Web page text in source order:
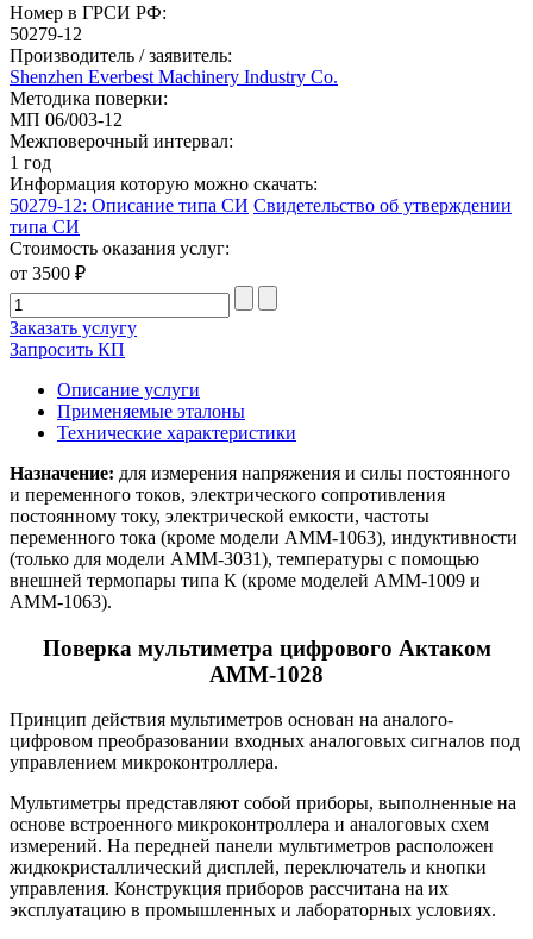
Номер в ГРСИ РФ:
50279-12
Производитель / заявитель:
Shenzhen Everbest Machinery Industry Co.
Методика поверки:
МП 06/003-12
Межповерочный интервал:
1 год
Информация которую можно скачать:
50279-12: Описание типа СИ Свидетельство об утверждении
типа СИ
Стоимость оказания услуг:
от 3500 ₽
Заказать услугу
Запросить КП
Описание услуги
Применяемые эталоны
Технические характеристики
Назначение: для измерения напряжения и силы постоянного
и переменного токов, электрического сопротивления
постоянному току, электрической емкости, частоты
переменного тока (кроме модели АММ-1063), индуктивности
(только для модели АММ-3031), температуры с помощью
внешней термопары типа К (кроме моделей АММ-1009 и
АММ-1063).
Поверка мультиметра цифрового Актаком
АММ-1028
Принцип действия мультиметров основан на аналого-
цифровом преобразовании входных аналоговых сигналов под
управлением микроконтроллера.
Мультиметры представляют собой приборы, выполненные на
основе встроенного микроконтроллера и аналоговых схем
измерений. На передней панели мультиметров расположен
жидкокристаллический дисплей, переключатель и кнопки
управления. Конструкция приборов рассчитана на их
эксплуатацию в промышленных и лабораторных условиях.